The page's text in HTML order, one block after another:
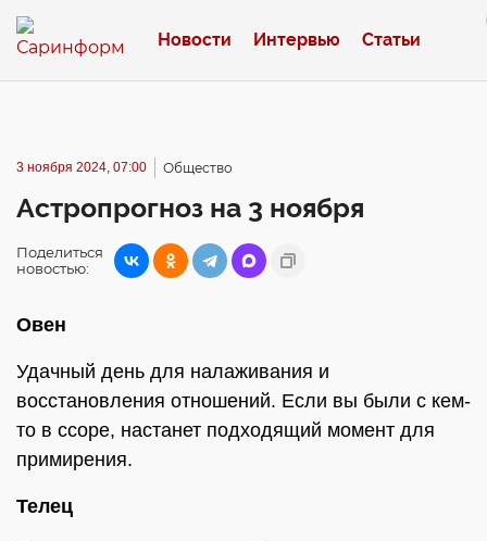
Новости Интервью Статьи
3 ноября 2024, 07:00 Общество
Астропрогноз на 3 ноября
Поделиться
новостью:
Овен
Удачный день для налаживания и
восстановления отношений. Если вы были с кем-
то в ссоре, настанет подходящий момент для
примирения.
Телец